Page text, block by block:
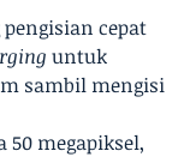
cepat
untuk
sambil mengisi
50 megapiksel,